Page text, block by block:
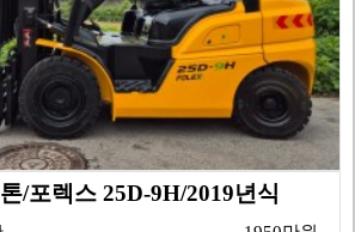
/포렉스 25D-9H/2019년식